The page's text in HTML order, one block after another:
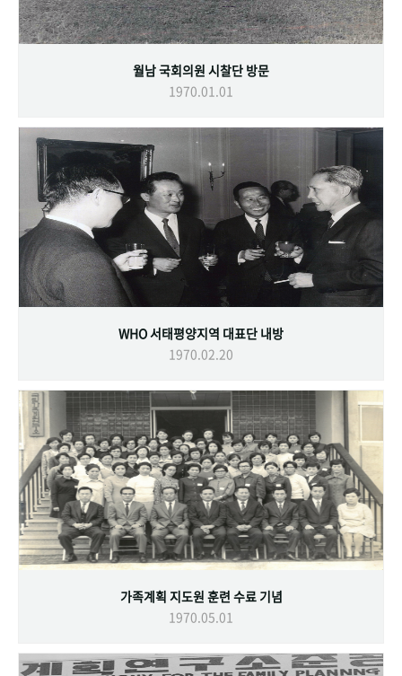
월남 국회의원 시찰단 방문
1970.01.01
WHO 서태평양지역 대표단 내방
1970.02.20
가족계획 지도원 훈련 수료 기념
1970.05.01